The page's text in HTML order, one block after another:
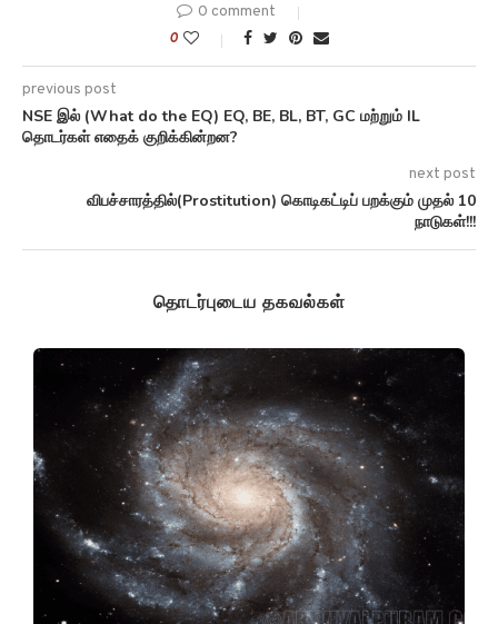
0 comment
0
previous post
NSE இல் (What do the EQ) EQ, BE, BL, BT, GC மற்றும் IL
தொடர்கள் எதைக் குறிக்கின்றன?
next post
விபச்சாரத்தில்(Prostitution) கொடிகட்டிப் பறக்கும் முதல் 10
நாடுகள்!!!
தொடர்புடைய தகவல்கள்